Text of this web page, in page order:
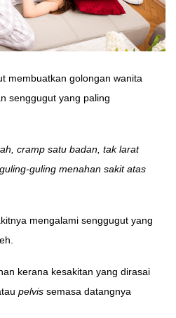
membuatkan golongan wanita
senggugut yang paling
cramp satu badan, tak larat
guling menahan sakit atas
mengalami senggugut yang
kerana kesakitan yang dirasai
pelvis semasa datangnya